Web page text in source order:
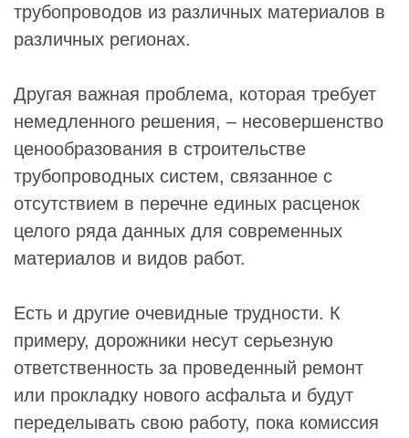
трубопроводов из различных материалов в
различных регионах.
Другая важная проблема, которая требует
немедленного решения, – несовершенство
ценообразования в строительстве
трубопроводных систем, связанное с
отсутствием в перечне единых расценок
целого ряда данных для современных
материалов и видов работ.
Есть и другие очевидные трудности. К
примеру, дорожники несут серьезную
ответственность за проведенный ремонт
или прокладку нового асфальта и будут
переделывать свою работу, пока комиссия